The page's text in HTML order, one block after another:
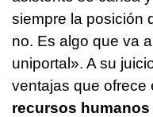
siempre la posición
no. Es algo que va
uniportal». A su
ventajas que ofrece
recursos